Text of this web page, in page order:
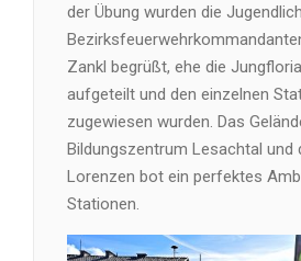
der Übung wurden die
Zankl begrüßt, ehe die
aufgeteilt und den einzelnen
zugewiesen wurden. Das
Bildungszentrum Lesachtal und
Lorenzen bot ein perfektes
Stationen.